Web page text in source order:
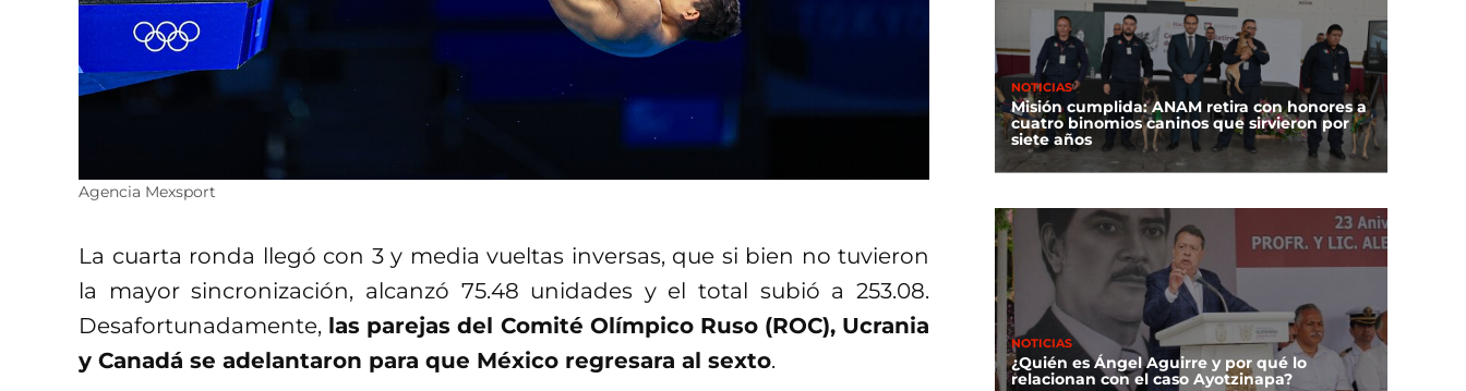
Agencia Mexsport
La cuarta ronda llegó con 3 y media vueltas inversas, que si bien no tuvieron
la mayor sincronización, alcanzó 75.48 unidades y el total subió a 253.08.
Desafortunadamente, las parejas del Comité Olímpico Ruso (ROC), Ucrania
y Canadá se adelantaron para que México regresara al sexto.
NOTICIAS
Misión cumplida: ANAM retira con honores a
cuatro binomios caninos que sirvieron por
siete años
NOTICIAS
¿Quién es Ángel Aguirre y por qué lo
relacionan con el caso Ayotzinapa?